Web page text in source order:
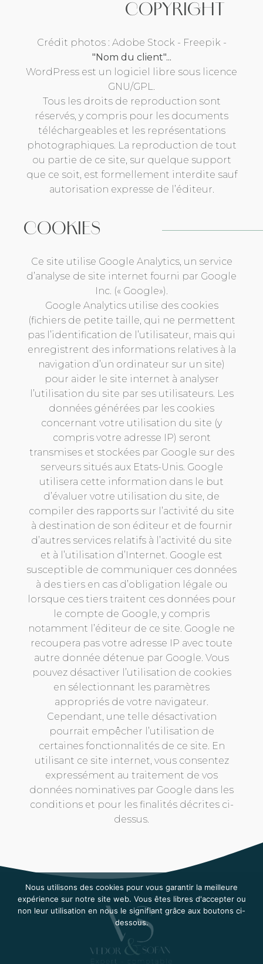
COPYRIGHT
Crédit photos : Adobe Stock - Freepik -
"Nom du client"...
WordPress est un logiciel libre sous licence
GNU/GPL.
Tous les droits de reproduction sont
réservés, y compris pour les documents
téléchargeables et les représentations
photographiques. La reproduction de tout
ou partie de ce site, sur quelque support
que ce soit, est formellement interdite sauf
autorisation expresse de l’éditeur.
COOKIES
Ce site utilise Google Analytics, un service
d’analyse de site internet fourni par Google
Inc. (« Google»).
Google Analytics utilise des cookies
(fichiers de petite taille, qui ne permettent
pas l’identification de l’utilisateur, mais qui
enregistrent des informations relatives à la
navigation d’un ordinateur sur un site)
pour aider le site internet à analyser
l’utilisation du site par ses utilisateurs. Les
données générées par les cookies
concernant votre utilisation du site (y
compris votre adresse IP) seront
transmises et stockées par Google sur des
serveurs situés aux Etats-Unis. Google
utilisera cette information dans le but
d’évaluer votre utilisation du site, de
compiler des rapports sur l’activité du site
à destination de son éditeur et de fournir
d’autres services relatifs à l’activité du site
et à l’utilisation d’Internet. Google est
susceptible de communiquer ces données
à des tiers en cas d’obligation légale ou
lorsque ces tiers traitent ces données pour
le compte de Google, y compris
notamment l’éditeur de ce site. Google ne
recoupera pas votre adresse IP avec toute
autre donnée détenue par Google. Vous
pouvez désactiver l’utilisation de cookies
en sélectionnant les paramètres
appropriés de votre navigateur.
Cependant, une telle désactivation
pourrait empêcher l’utilisation de
certaines fonctionnalités de ce site. En
utilisant ce site internet, vous consentez
expressément au traitement de vos
données nominatives par Google dans les
conditions et pour les finalités décrites ci-
dessus.
Nous utilisons des cookies pour vous garantir la meilleure
expérience sur notre site web. Vous êtes libres d'accepter ou
non leur utilisation en nous le signifiant grâce aux boutons ci-
dessous.